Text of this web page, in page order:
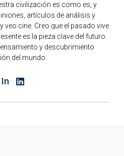
civilización es como es, y
artículos de análisis y
veo cine. Creo que el pasado vive
es la pieza clave del futuro.
y descubrimiento
del mundo.